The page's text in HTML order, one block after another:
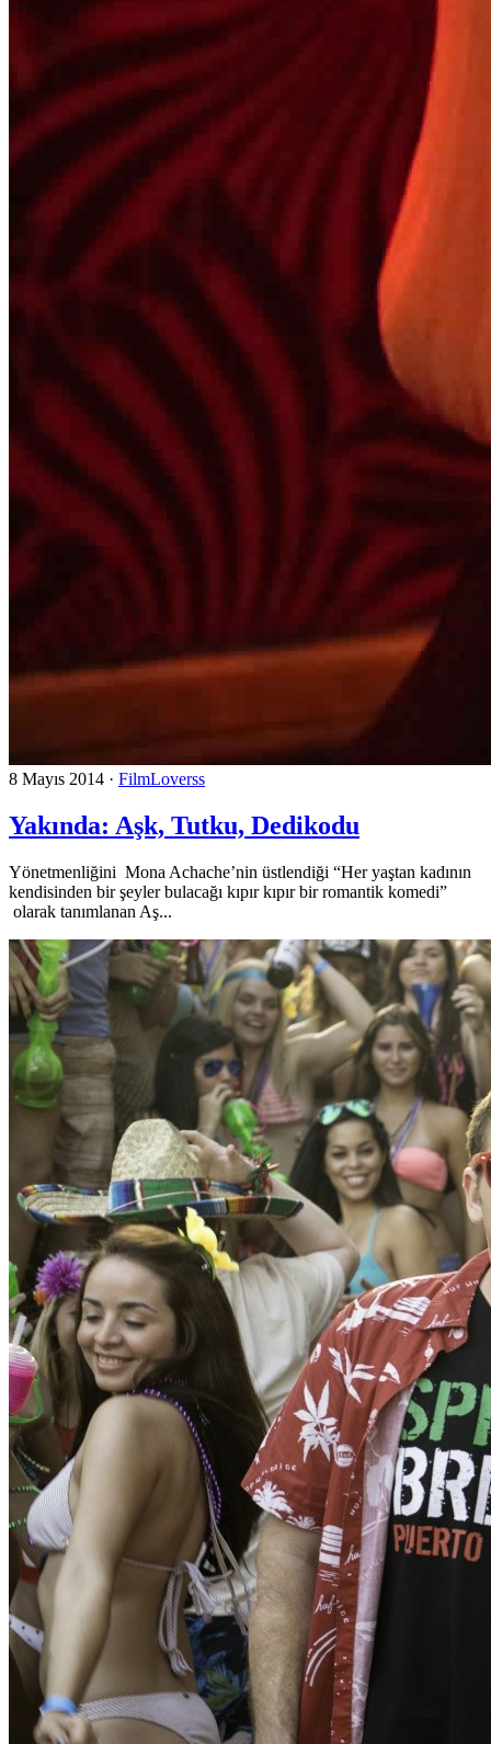
8 Mayıs 2014 · FilmLoverss
Yakında: Aşk, Tutku, Dedikodu
Yönetmenliğini Mona Achache’nin üstlendiği “Her yaştan kadının
kendisinden bir şeyler bulacağı kıpır kıpır bir romantik komedi”
olarak tanımlanan Aş...